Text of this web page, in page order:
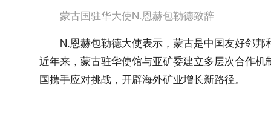
蒙古国驻华大使N.恩赫包勒德致辞
N.恩赫包勒德大使表示，蒙古是中国友好邻
近年来，蒙古驻华使馆与亚矿委建立多层次合作
国携手应对挑战，开辟海外矿业增长新路径。